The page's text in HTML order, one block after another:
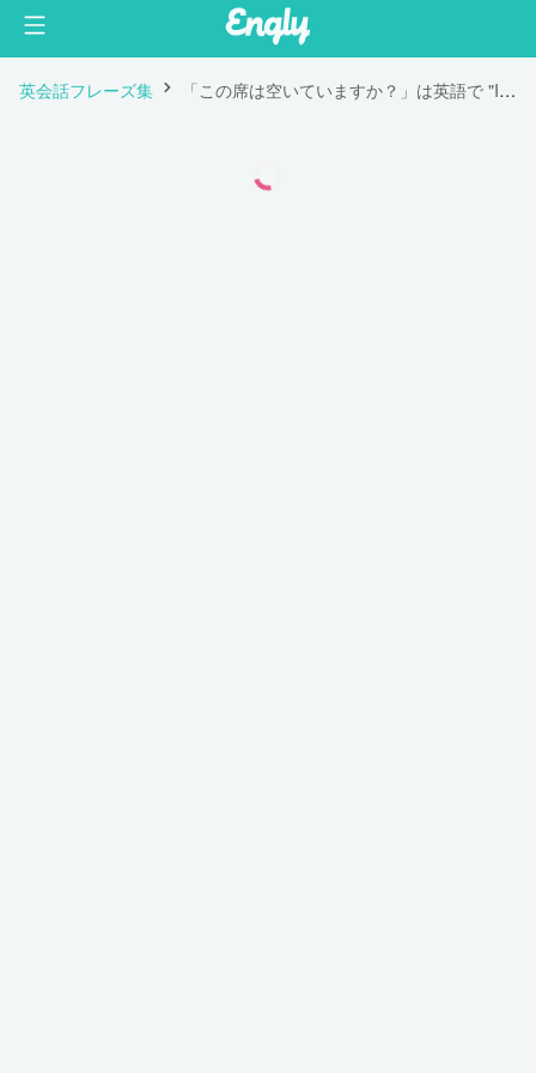
英会話フレーズ集 「この席は空いていますか？」は英語で "Is this seat available?"